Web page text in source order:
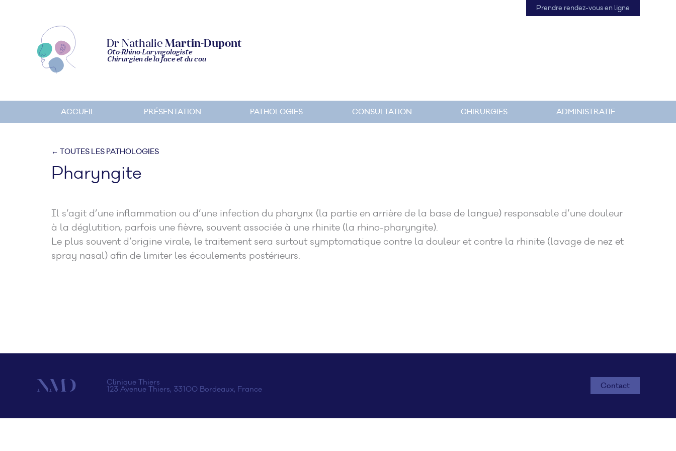
Prendre rendez-vous en ligne
Dr NathalieMartin-Dupont
Oto-Rhino-Laryngologiste
Chirurgien de la face et du cou
ACCUEIL PRÉSENTATION PATHOLOGIES CONSULTATION CHIRURGIES ADMINISTRATIF
← TOUTES LES PATHOLOGIES
Pharyngite
Il s’agit d’une inflammation ou d’une infection du pharynx (la partie en arrière de la base de langue) responsable d’une douleur
à la déglutition, parfois une fièvre, souvent associée à une rhinite (la rhino-pharyngite).
Le plus souvent d’origine virale, le traitement sera surtout symptomatique contre la douleur et contre la rhinite (lavage de nez et
spray nasal) afin de limiter les écoulements postérieurs.
Clinique Thiers
123 Avenue Thiers, 33100 Bordeaux, France Contact